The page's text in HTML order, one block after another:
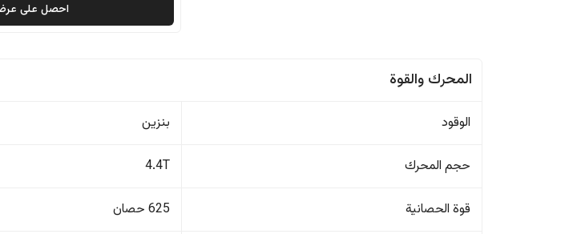
احصل على
المحرك والقوة
الوقود بنزين
حجم المحرك 4.4T
قوة الحصانية 625 حصان